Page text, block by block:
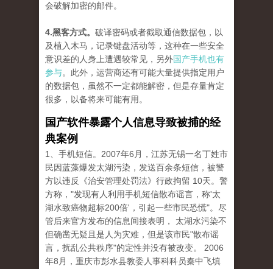
会破解加密的邮件。
4.黑客方式。 破译密码或者截取通信数据包，以
及植入木马，记录键盘活动等，这种在一些安全
意识差的人身上遭遇较常见，另外国产手机也有
参与。此外，运营商还有可能大量提供指定用户
的数据包，虽然不一定都能解密，但是存量肯定
很多，以备将来可能有用。
国产软件暴露个人信息导致被捕的经
典案例
1、手机短信。2007年6月，江苏无锡一名丁姓市
民因蓝藻爆发太湖污染，发送百余条短信，被警
方以违反《治安管理处罚法》行政拘留 10天。警
方称，"发现有人利用手机短信散布谣言，称'太
湖水致癌物超标200倍'，引起一些市民恐慌"。尽
管后来官方发布的信息间接表明， 太湖水污染不
但确凿无疑且是人为灾难，但是该市民"散布谣
言，扰乱公共秩序"的定性并没有被改变。 2006
年8月，重庆市彭水县教委人事科科员秦中飞填